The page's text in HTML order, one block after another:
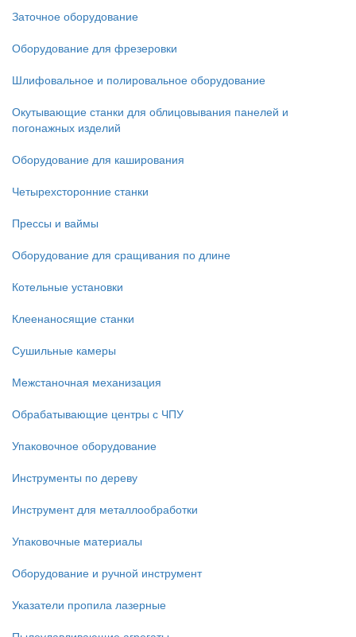
Заточное оборудование
Оборудование для фрезеровки
Шлифовальное и полировальное оборудование
Окутывающие станки для облицовывания панелей и
погонажных изделий
Оборудование для каширования
Четырехсторонние станки
Прессы и ваймы
Оборудование для сращивания по длине
Котельные установки
Клеенаносящие станки
Сушильные камеры
Межстаночная механизация
Обрабатывающие центры с ЧПУ
Упаковочное оборудование
Инструменты по дереву
Инструмент для металлообработки
Упаковочные материалы
Оборудование и ручной инструмент
Указатели пропила лазерные